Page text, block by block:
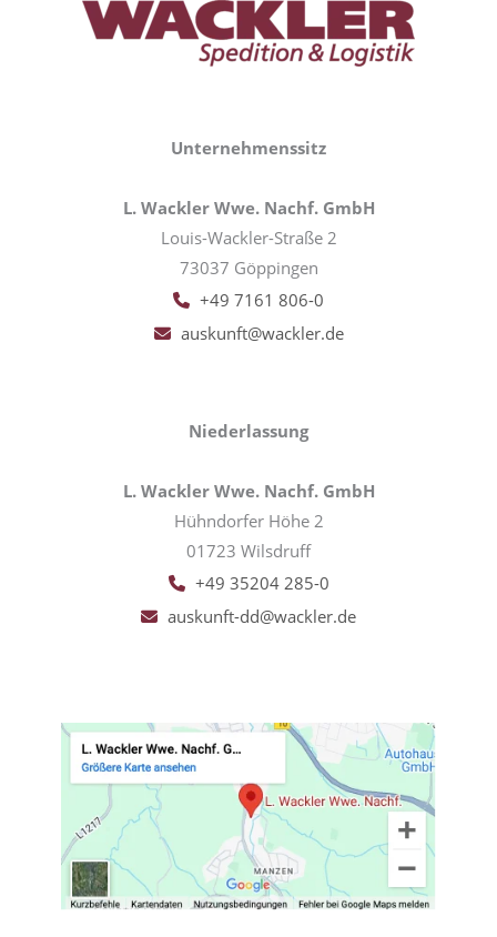
Unternehmenssitz
L. Wackler Wwe. Nachf. GmbH
Louis-Wackler-Straße 2
73037 Göppingen
+49 7161 806-0
auskunft@wackler.de
Niederlassung
L. Wackler Wwe. Nachf. GmbH
Hühndorfer Höhe 2
01723 Wilsdruff
+49 35204 285-0
auskunft-dd@wackler.de